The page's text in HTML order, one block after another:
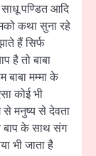
पण्डित आदि
कथा सुना रहे
हैं सिर्फ
है तो बाबा
मम्मा के
कोई भी
मनुष्य से देवता
बाप के साथ संग
भी जाता है